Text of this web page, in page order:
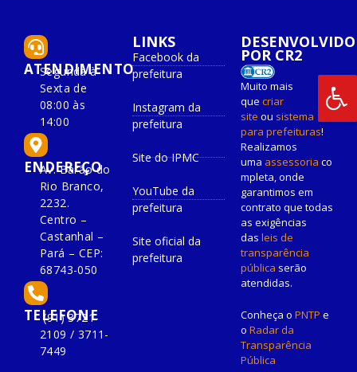
ATENDIMENTO
Segunda à
Sexta de
08:00 às
14:00
ENDEREÇO
Av. Barão do
Rio Branco,
2232.
Centro –
Castanhal –
Pará – CEP:
68743-050
TELEFONE
(91) 3721-
2109 / 3711-
7449
LINKS
Facebook da
prefeitura
Instagram da
prefeitura
Site do IPMC
YouTube da
prefeitura
Site oficial da
prefeitura
DESENVOLVIDO
POR CR2
Muito mais
que criar
site ou sistema
para prefeituras!
Realizamos
uma assessoria co
mpleta, onde
garantimos em
contrato que todas
as exigências
das leis de
transparência
pública serão
atendidas.
Conheça o PNTP e
o Radar da
Transparência
Pública